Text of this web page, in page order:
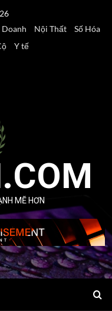
Nội Thất
Số Hóa
Y tế
MẼ HƠN